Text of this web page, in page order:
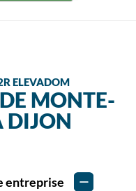
ELEVADOM
MONTE-
DIJON
entreprise